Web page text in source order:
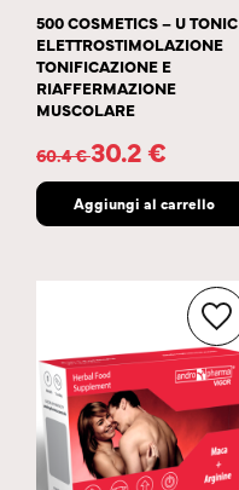
500 COSMETICS – U TONIC
ELETTROSTIMOLAZIONE
TONIFICAZIONE E
RIAFFERMAZIONE
MUSCOLARE
60.4€30.2€
Aggiungi al carrello